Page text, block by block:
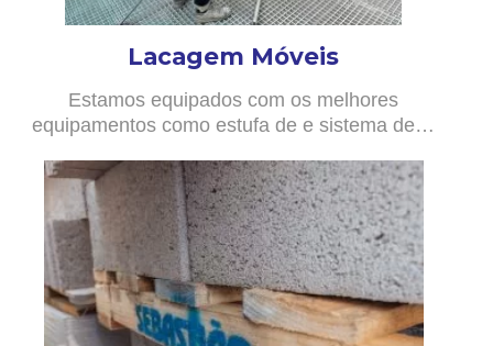
Lacagem Móveis
Estamos equipados com os melhores
equipamentos como estufa de e sistema de…